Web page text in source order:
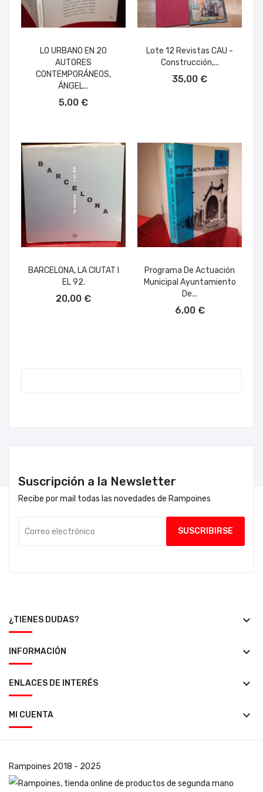
LO URBANO EN 20
AUTORES
CONTEMPORÁNEOS,
ÁNGEL...
5,00 €
Lote 12 Revistas CAU -
Construcción,...
35,00 €
BARCELONA, LA CIUTAT I
EL 92.
20,00 €
Programa De Actuación
Municipal Ayuntamiento
De...
6,00 €
Suscripción a la Newsletter
Recibe por mail todas las novedades de Rampoines
¿TIENES DUDAS? keyboard_arrow_down
INFORMACIÓN keyboard_arrow_down
ENLACES DE INTERÉS keyboard_arrow_down
MI CUENTA keyboard_arrow_down
Rampoines 2018 - 2025